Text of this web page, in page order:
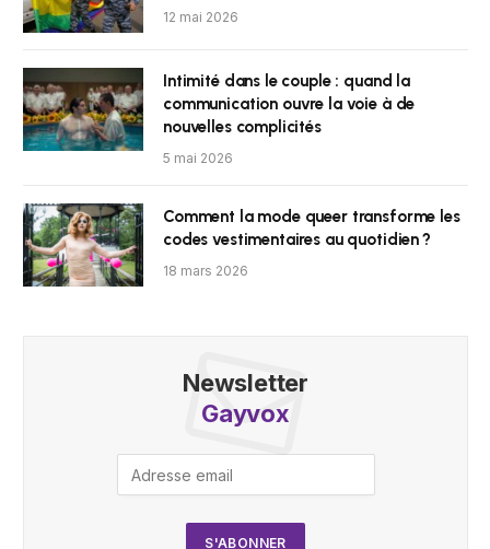
12 mai 2026
Intimité dans le couple : quand la
communication ouvre la voie à de
nouvelles complicités
5 mai 2026
Comment la mode queer transforme les
codes vestimentaires au quotidien ?
18 mars 2026
Newsletter
Gayvox